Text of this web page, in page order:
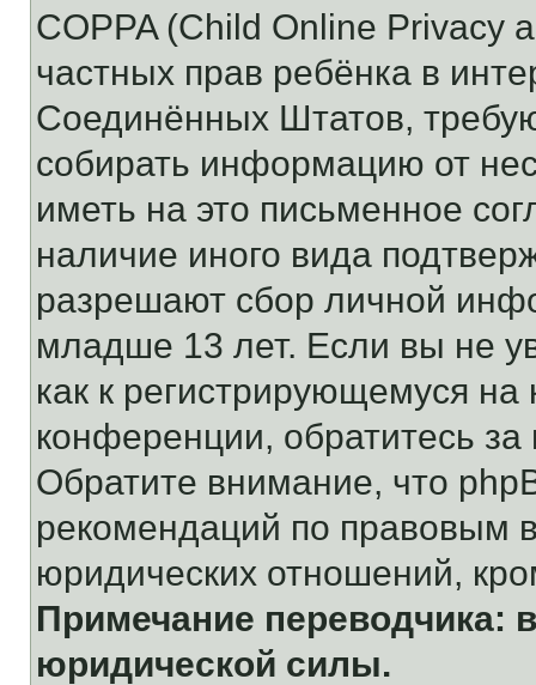
COPPA (Child Online Privacy
частных прав ребёнка в
Соединённых Штатов,
собирать информацию от
иметь на это письменное
наличие иного вида
разрешают сбор личной
младше 13 лет. Если вы не
как к регистрирующемуся
конференции, обратитесь
Обратите внимание, что
рекомендаций по правовым
юридических отношений,
Примечание переводчика:
юридической силы.